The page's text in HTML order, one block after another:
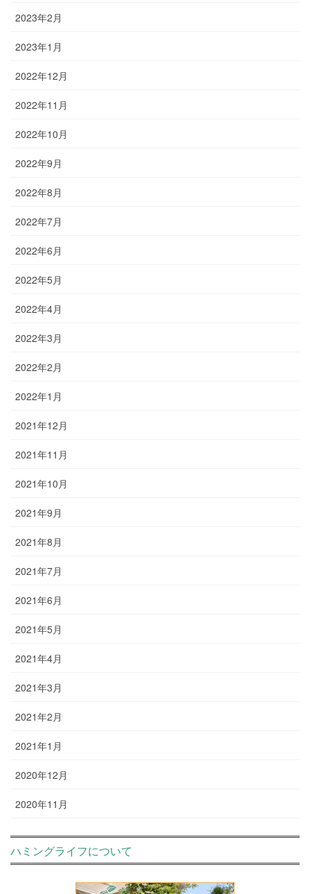
2023年2月
2023年1月
2022年12月
2022年11月
2022年10月
2022年9月
2022年8月
2022年7月
2022年6月
2022年5月
2022年4月
2022年3月
2022年2月
2022年1月
2021年12月
2021年11月
2021年10月
2021年9月
2021年8月
2021年7月
2021年6月
2021年5月
2021年4月
2021年3月
2021年2月
2021年1月
2020年12月
2020年11月
ハミングライフについて